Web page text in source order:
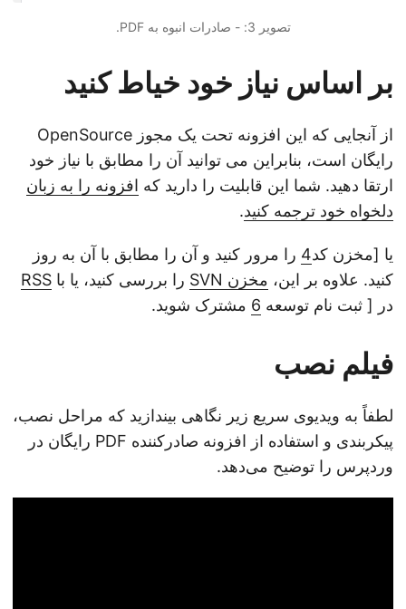
تصویر 3: - صادرات انبوه به PDF.
بر اساس نیاز خود خیاط کنید
از آنجایی که این افزونه تحت یک مجوز OpenSource
رایگان است، بنابراین می توانید آن را مطابق با نیاز خود
ارتقا دهید. شما این قابلیت را دارید کهافزونه را به زبان
دلخواه خود ترجمه کنید.
یا [مخزن کد4را مرور کنید و آن را مطابق با آن به روز
کنید. علاوه بر این،مخزن SVN را بررسی کنید، یا باRSS
در [ ثبت نام توسعه6 مشترک شوید.
فیلم نصب
لطفاً به ویدیوی سریع زیر نگاهی بیندازید که مراحل نصب،
پیکربندی و استفاده از افزونه صادرکننده PDF رایگان در
وردپرس را توضیح می‌دهد.